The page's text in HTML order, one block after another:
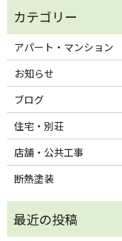
アパート・マンション
お知らせ
ブログ
住宅・別荘
店舗・公共工事
断熱塗装